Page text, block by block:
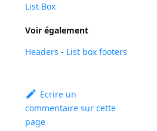
List Box
Voir également
Headers - List box footers
Ecrire un
commentaire sur cette
page